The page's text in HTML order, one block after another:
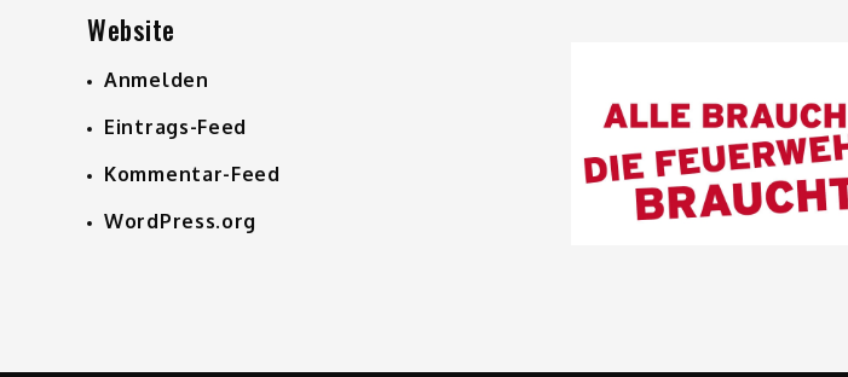
Website
Anmelden
Eintrags-Feed
Kommentar-Feed
WordPress.org